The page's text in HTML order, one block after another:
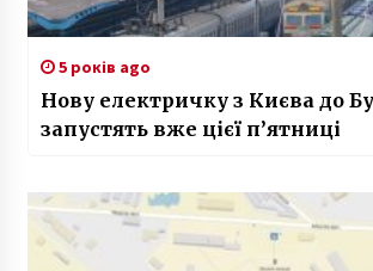
5 років ago
Нову електричку з Києва до
запустять вже цієї п’ятниці